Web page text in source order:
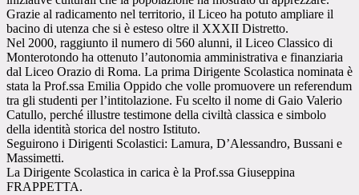
Grazie al radicamento nel territorio, il Liceo ha potuto ampliare il
bacino di utenza che si è esteso oltre il XXXII Distretto.
Nel 2000, raggiunto il numero di 560 alunni, il Liceo Classico di
Monterotondo ha ottenuto l’autonomia amministrativa e finanziaria
dal Liceo Orazio di Roma. La prima Dirigente Scolastica nominata è
stata la Prof.ssa Emilia Oppido che volle promuovere un referendum
tra gli studenti per l’intitolazione. Fu scelto il nome di Gaio Valerio
Catullo, perché illustre testimone della civiltà classica e simbolo
della identità storica del nostro Istituto.
Seguirono i Dirigenti Scolastici: Lamura, D’Alessandro, Bussani e
Massimetti.
La Dirigente Scolastica in carica è la Prof.ssa Giuseppina
FRAPPETTA.